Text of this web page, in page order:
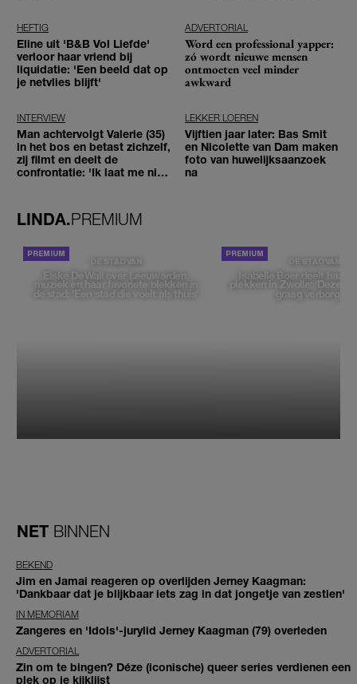
HEFTIG
Eline uit 'B&B Vol Liefde'
verloor haar vriend bij
liquidatie: 'Een beeld dat op
je netvlies blijft'
ADVERTORIAL
Word een professional yapper:
zó wordt nieuwe mensen
ontmoeten veel minder
awkward
INTERVIEW
Man achtervolgt Valerie (35)
in het bos en betast zichzelf,
zij filmt en deelt de
confrontatie: 'Ik laat me niet
LEKKER LOEREN
Vijftien jaar later: Bas Smit
en Nicolette van Dam maken
foto van huwelijksaanzoek
na
LINDA.PREMIUM
DE STAD VAN
Elske DeWall over Leeuwarden,
muziek en haar favoriete plekken in
de stad: 'Een stad die voelt als thuis'
DE STAD VAN
Isabelle Boer deelt haar
plekken in Zwolle: 'Deze
graag verborgen'
NET BINNEN
BEKEND
Jim en Jamai reageren op overlijden Jerney Kaagman:
'Dankbaar dat je blijkbaar iets zag in dat jongetje van zestien'
IN MEMORIAM
Zangeres en 'Idols'-jurylid Jerney Kaagman (79) overleden
ADVERTORIAL
Zin om te bingen? Déze (iconische) queer series verdienen een
plek op je kijklijst